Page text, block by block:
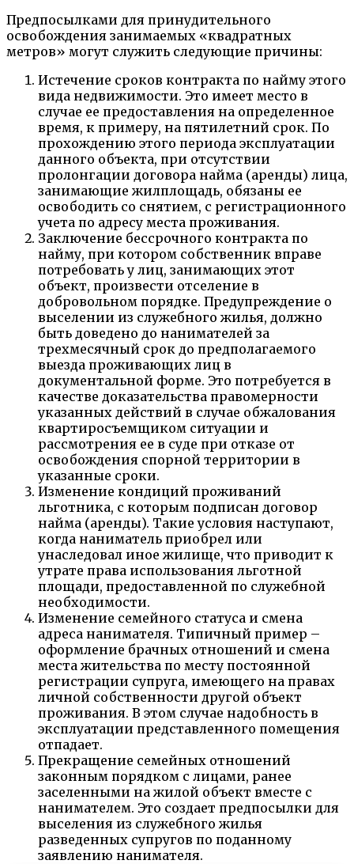
Предпосылками для принудительного
освобождения занимаемых «квадратных
метров» могут служить следующие причины:
Истечение сроков контракта по найму этого
вида недвижимости. Это имеет место в
случае ее предоставления на определенное
время, к примеру, на пятилетний срок. По
прохождению этого периода эксплуатации
данного объекта, при отсутствии
пролонгации договора найма (аренды) лица,
занимающие жилплощадь, обязаны ее
освободить со снятием, с регистрационного
учета по адресу места проживания.
Заключение бессрочного контракта по
найму, при котором собственник вправе
потребовать у лиц, занимающих этот
объект, произвести отселение в
добровольном порядке. Предупреждение о
выселении из служебного жилья, должно
быть доведено до нанимателей за
трехмесячный срок до предполагаемого
выезда проживающих лиц в
документальной форме. Это потребуется в
качестве доказательства правомерности
указанных действий в случае обжалования
квартиросъемщиком ситуации и
рассмотрения ее в суде при отказе от
освобождения спорной территории в
указанные сроки.
Изменение кондиций проживаний
льготника, с которым подписан договор
найма (аренды). Такие условия наступают,
когда наниматель приобрел или
унаследовал иное жилище, что приводит к
утрате права использования льготной
площади, предоставленной по служебной
необходимости.
Изменение семейного статуса и смена
адреса нанимателя. Типичный пример –
оформление брачных отношений и смена
места жительства по месту постоянной
регистрации супруга, имеющего на правах
личной собственности другой объект
проживания. В этом случае надобность в
эксплуатации представленного помещения
отпадает.
Прекращение семейных отношений
законным порядком с лицами, ранее
заселенными на жилой объект вместе с
нанимателем. Это создает предпосылки для
выселения из служебного жилья
разведенных супругов по поданному
заявлению нанимателя.